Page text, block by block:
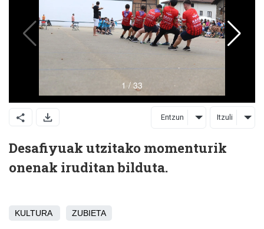
Entzun Itzuli
Desafiyuak utzitako momenturik
onenak iruditan bilduta.
KULTURA ZUBIETA